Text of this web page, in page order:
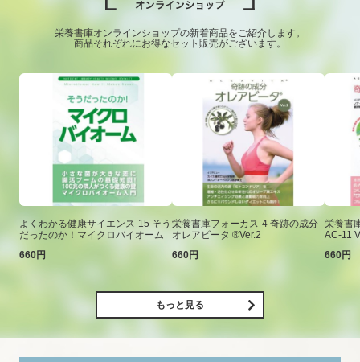
栄養書庫オンラインショップの新着商品をご紹介します。
商品それぞれにお得なセット販売がございます。
よくわかる健康サイエンス-15 そう
だったのか！マイクロバイオーム
660円
栄養書庫フォーカス-4 奇跡の成分
オレアビータ ®Ver.2
660円
栄養書
AC-11
660円
もっと見る